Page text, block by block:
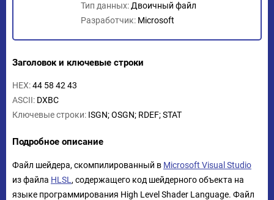
Тип данных: Двоичный файл
Разработчик: Microsoft
Заголовок и ключевые строки
HEX:44 58 42 43
ASCII: DXBC
Ключевые строки: ISGN; OSGN; RDEF; STAT
Подробное описание
Файл шейдера, скомпилированный в Microsoft Visual Studio
из файла HLSL , содержащего код шейдерного объекта на
языке программирования High Level Shader Language. Файл